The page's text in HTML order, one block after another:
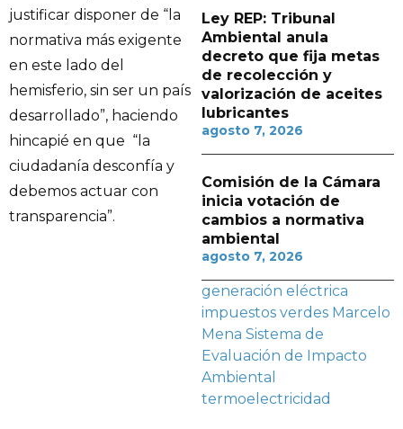
justificar disponer de “la
normativa más exigente
en este lado del
hemisferio, sin ser un país
desarrollado”, haciendo
hincapié en que “la
ciudadanía desconfía y
debemos actuar con
transparencia”.
Ley REP: Tribunal
Ambiental anula
decreto que fija metas
de recolección y
valorización de aceites
lubricantes
agosto 7, 2026
Comisión de la Cámara
inicia votación de
cambios a normativa
ambiental
agosto 7, 2026
generación eléctrica
impuestos verdes Marcelo
Mena Sistema de
Evaluación de Impacto
Ambiental
termoelectricidad